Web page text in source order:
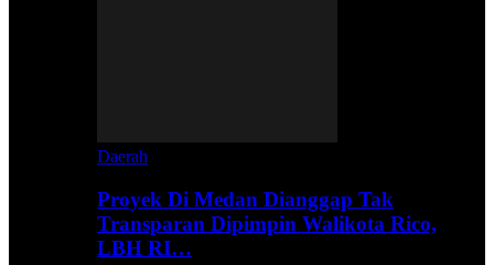
Daerah
Proyek Di Medan Dianggap Tak
Transparan Dipimpin Walikota Rico,
LBH RI…